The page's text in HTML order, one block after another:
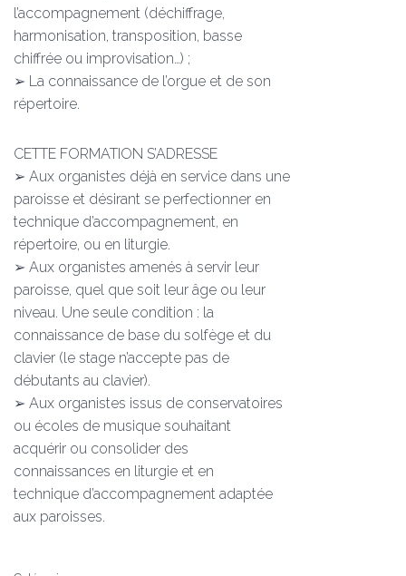
l’accompagnement (déchiffrage,
harmonisation, transposition, basse
chiffrée ou improvisation…) ;
➢ La connaissance de l’orgue et de son
répertoire.
CETTE FORMATION S’ADRESSE
➢ Aux organistes déjà en service dans une
paroisse et désirant se perfectionner en
technique d’accompagnement, en
répertoire, ou en liturgie.
➢ Aux organistes amenés à servir leur
paroisse, quel que soit leur âge ou leur
niveau. Une seule condition : la
connaissance de base du solfège et du
clavier (le stage n’accepte pas de
débutants au clavier).
➢ Aux organistes issus de conservatoires
ou écoles de musique souhaitant
acquérir ou consolider des
connaissances en liturgie et en
technique d’accompagnement adaptée
aux paroisses.